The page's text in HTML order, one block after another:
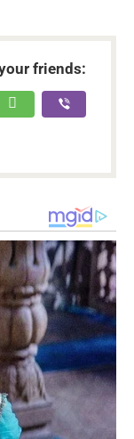
friends: